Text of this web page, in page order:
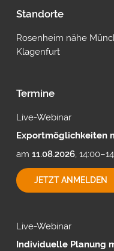
Standorte
Rosenheim nähe
Klagenfurt
Termine
Live-Webinar
Exportmöglichkeiten
am 11.08.2026,
JETZT ANMELDEN
Live-Webinar
Individuelle Planung